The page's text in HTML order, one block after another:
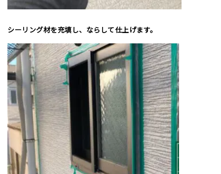
シーリング材を充填し、ならして仕上げます。